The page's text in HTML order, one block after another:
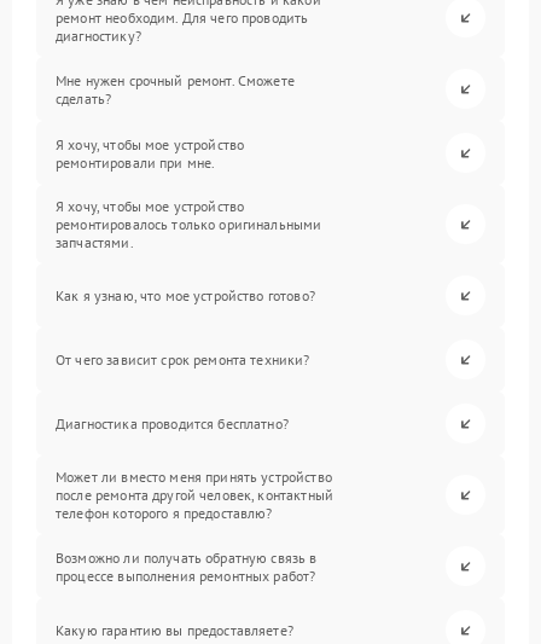
ремонт необходим. Для чего проводить
диагностику?
Мне нужен срочный ремонт. Сможете
сделать?
Я хочу, чтобы мое устройство
ремонтировали при мне.
Я хочу, чтобы мое устройство
ремонтировалось только оригинальными
запчастями.
Как я узнаю, что мое устройство готово?
От чего зависит срок ремонта техники?
Диагностика проводится бесплатно?
Может ли вместо меня принять устройство
после ремонта другой человек, контактный
телефон которого я предоставлю?
Возможно ли получать обратную связь в
процессе выполнения ремонтных работ?
Какую гарантию вы предоставляете?